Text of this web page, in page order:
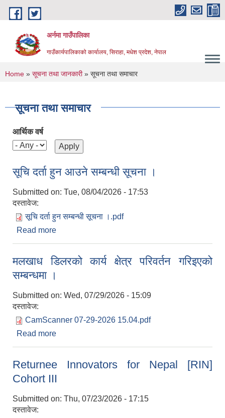
Skip to main content
अर्नमा गाउँपालिका
गाउँकार्यपालिकाको कार्यालय, सिराहा, मधेश प्रदेश, नेपाल
You are here
Home » सूचना तथा जानकारी» सूचना तथा समाचार
सूचना तथा समाचार
आर्थिक वर्ष
सूचि दर्ता हुन आउने सम्बन्धी सूचना ।
Submitted on: Tue, 08/04/2026 - 17:53
दस्तावेज:
सूचि दर्ता हुन सम्बन्धी सूचना ।.pdf
Read more
मलखाध डिलरको कार्य क्षेत्र परिवर्तन गरिइएको
सम्बन्धमा ।
Submitted on: Wed, 07/29/2026 - 15:09
दस्तावेज:
CamScanner 07-29-2026 15.04.pdf
Read more
Returnee Innovators for Nepal [RIN]
Cohort III
Submitted on: Thu, 07/23/2026 - 17:15
दस्तावेज: